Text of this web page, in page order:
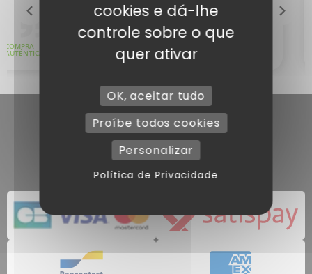
cookies e dá-lhe
controle sobre o que
quer ativar
OK, aceitar tudo
Proíbe todos cookies
Personalizar
Política de Privacidade